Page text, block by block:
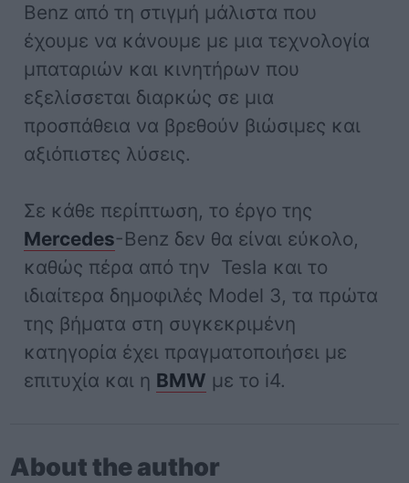
Benz από τη στιγμή μάλιστα που
έχουμε να κάνουμε με μια τεχνολογία
μπαταριών και κινητήρων που
εξελίσσεται διαρκώς σε μια
προσπάθεια να βρεθούν βιώσιμες και
αξιόπιστες λύσεις.
Σε κάθε περίπτωση, το έργο της
Mercedes-Benz δεν θα είναι εύκολο,
καθώς πέρα από την Tesla και το
ιδιαίτερα δημοφιλές Model 3, τα πρώτα
της βήματα στη συγκεκριμένη
κατηγορία έχει πραγματοποιήσει με
επιτυχία και η BMW με το i4.
About the author